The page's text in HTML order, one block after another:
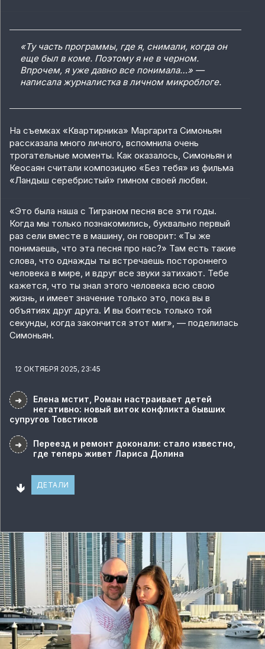
«Ту часть программы, где я, снимали, когда он
еще был в коме. Поэтому я не в черном.
Впрочем, я уже давно все понимала…» —
написала журналистка в личном микроблоге.
На съемках «Квартирника» Маргарита Симоньян
рассказала много личного, вспомнила очень
трогательные моменты. Как оказалось, Симоньян и
Кеосаян считали композицию «Без тебя» из фильма
«Ландыш серебристый» гимном своей любви.
«Это была наша с Тиграном песня все эти годы.
Когда мы только познакомились, буквально первый
раз сели вместе в машину, он говорит: «Ты же
понимаешь, что эта песня про нас?» Там есть такие
слова, что однажды ты встречаешь постороннего
человека в мире, и вдруг все звуки затихают. Тебе
кажется, что ты знал этого человека всю свою
жизнь, и имеет значение только это, пока вы в
объятиях друг друга. И вы боитесь только той
секунды, когда закончится этот миг», — поделилась
Симоньян.
12 ОКТЯБРЯ 2025, 23:45
➜
Елена мстит, Роман настраивает детей
негативно: новый виток конфликта бывших
супругов Товстиков
➜
Переезд и ремонт доконали: стало известно,
где теперь живет Лариса Долина
🢃 ДЕТАЛИ